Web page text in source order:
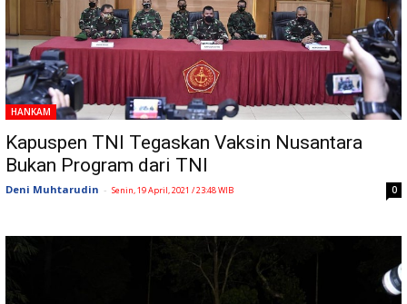
HANKAM
Kapuspen TNI Tegaskan Vaksin Nusantara
Bukan Program dari TNI
Deni Muhtarudin - Senin, 19 April, 2021 / 23:48 WIB 0